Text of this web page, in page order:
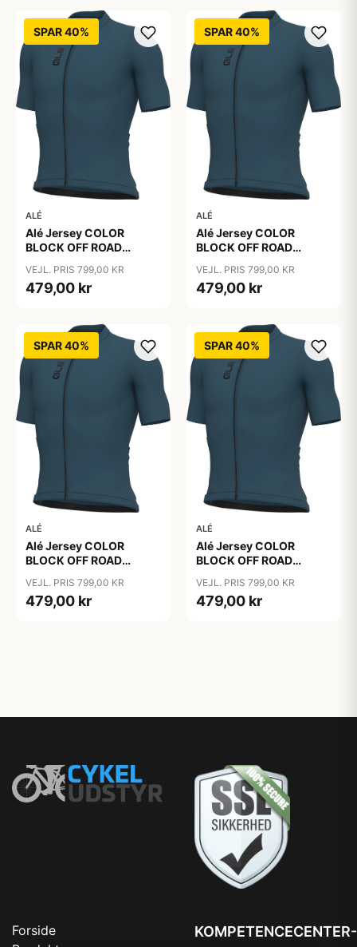
SPAR 40%
ALÉ
Alé Jersey COLOR
BLOCK OFF ROAD
VEJL. PRIS 799,00 KR
479,00 kr
SPAR 40%
ALÉ
Alé Jersey COLOR
BLOCK OFF ROAD
VEJL. PRIS 799,00 KR
479,00 kr
SPAR 40%
ALÉ
Alé Jersey COLOR
BLOCK OFF ROAD
VEJL. PRIS 799,00 KR
479,00 kr
SPAR 40%
ALÉ
Alé Jersey COLOR
BLOCK OFF ROAD
VEJL. PRIS 799,00 KR
479,00 kr
Forside
KOMPETENCECENTER-